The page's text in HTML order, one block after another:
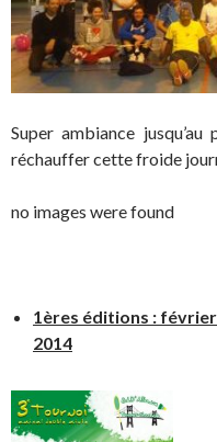
Super ambiance
réchauffer cette froide
no images were found
1ères éditions :
2014